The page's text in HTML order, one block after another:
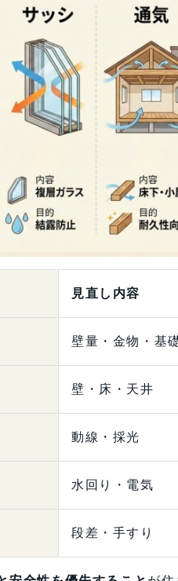
見直し内容
壁量・金物・基
壁・床・天井
動線・採光
水回り・電気
段差・手すり